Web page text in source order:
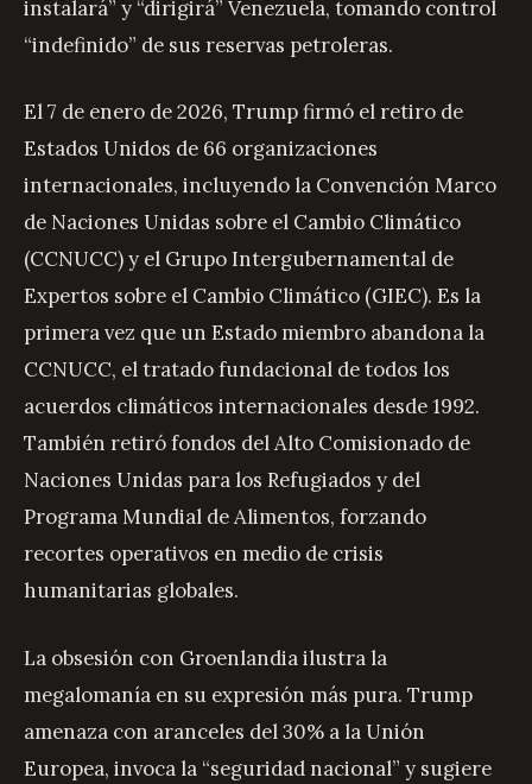
instalará” y “dirigirá” Venezuela, tomando control
“indefinido” de sus reservas petroleras.
El 7 de enero de 2026, Trump firmó el retiro de
Estados Unidos de 66 organizaciones
internacionales, incluyendo la Convención Marco
de Naciones Unidas sobre el Cambio Climático
(CCNUCC) y el Grupo Intergubernamental de
Expertos sobre el Cambio Climático (GIEC). Es la
primera vez que un Estado miembro abandona la
CCNUCC, el tratado fundacional de todos los
acuerdos climáticos internacionales desde 1992.
También retiró fondos del Alto Comisionado de
Naciones Unidas para los Refugiados y del
Programa Mundial de Alimentos, forzando
recortes operativos en medio de crisis
humanitarias globales.
La obsesión con Groenlandia ilustra la
megalomanía en su expresión más pura. Trump
amenaza con aranceles del 30% a la Unión
Europea, invoca la “seguridad nacional” y sugiere